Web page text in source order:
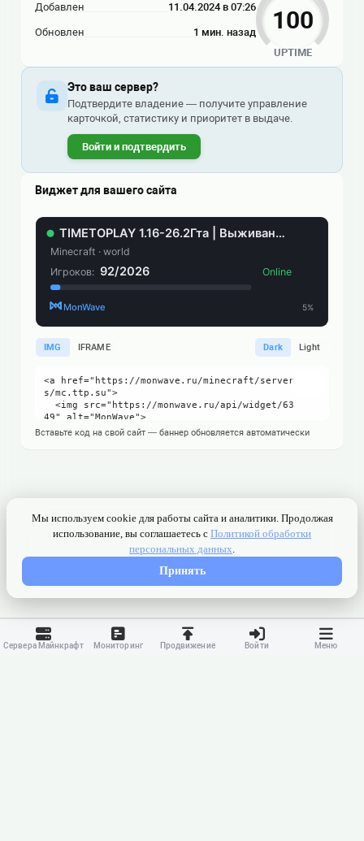
Добавлен 11.04.2024 в 07:26
Обновлен 1 мин. назад 100
UPTIME
Это ваш сервер?
Подтвердите владение — получите управление
карточкой, статистику и приоритет в выдаче.
Войти и подтвердить
Виджет для вашего сайта
IMG IFRAME Dark Light
Вставьте код на свой сайт — баннер обновляется автоматически
Сервера Майнкрафт Мониторинг Продвижение Войти Меню